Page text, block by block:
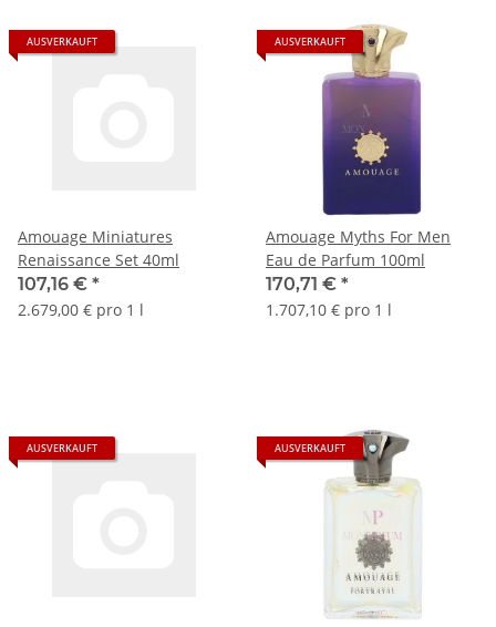
AUSVERKAUFT
Amouage Miniatures
Renaissance Set 40ml
107,16 € *
2.679,00 € pro 1 l
AUSVERKAUFT
Amouage Myths For Men
Eau de Parfum 100ml
170,71 € *
1.707,10 € pro 1 l
AUSVERKAUFT AUSVERKAUFT